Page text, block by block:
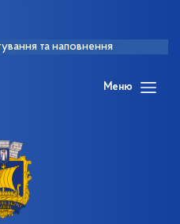
та наповнення
Меню